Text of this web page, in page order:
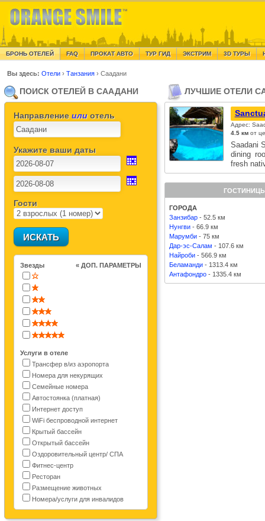
БРОНЬ ОТЕЛЕЙ FAQ ПРОКАТ АВТО ТУР ГИД ЭКСТРИМ 3D ТУРЫ
Вы здесь: Отели›Танзания›Саадани
ПОИСК ОТЕЛЕЙ В СААДАНИ
Направлениеилиотель
Укажите ваши даты
Гости
Звезды « ДОП. ПАРАМЕТРЫ
Услуги в отеле
Трансфер в/из аэропорта
Номера для некурящих
Семейные номера
Автостоянка (платная)
Интернет доступ
WiFi беспроводной интернет
Крытый бассейн
Открытый бассейн
Оздоровительный центр/ СПА
Фитнес-центр
Ресторан
Размещение животных
Номера/услуги для инвалидов
ЛУЧШИЕ ОТЕЛИ
Адрес:
4.5 кмот
Saadani
dining
fresh
ГОРОДА
Занзибар - 52.5 км
Нунгви - 66.9 км
Марумби - 75 км
Дар-эс-Салам - 107.6 км
Найроби - 566.9 км
Беламанди - 1313.4 км
Антафондро - 1335.4 км